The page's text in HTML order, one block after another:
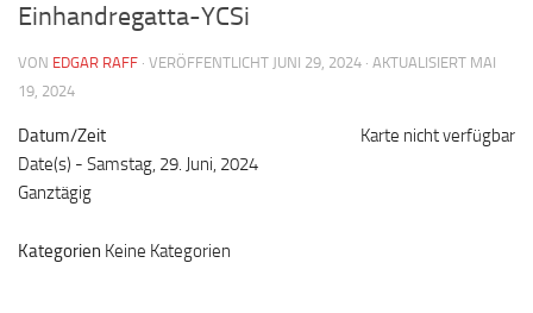
Einhandregatta-YCSi
VON EDGAR RAFF · VERÖFFENTLICHT JUNI 29, 2024 · AKTUALISIERT MAI
19, 2024
Karte nicht verfügbar
Datum/Zeit
Date(s) - Samstag, 29. Juni, 2024
Ganztägig
Kategorien Keine Kategorien